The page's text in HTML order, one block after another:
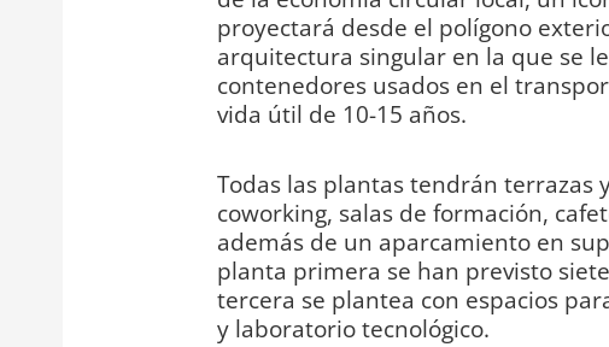
proyectará desde el polígono
arquitectura singular en la que se
contenedores usados en el
vida útil de 10-15 años.
Todas las plantas tendrán terrazas
coworking, salas de formación,
además de un aparcamiento en
planta primera se han previsto
tercera se plantea con espacios
y laboratorio tecnológico.